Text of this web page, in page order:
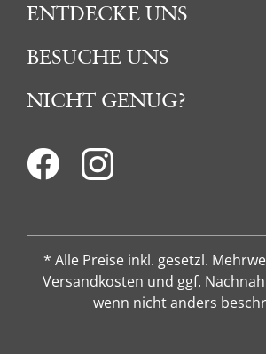
ENTDECKE UNS
BESUCHE UNS
NICHT GENUG?
* Alle Preise inkl. gesetzl.
Versandkosten und ggf.
wenn nicht anders